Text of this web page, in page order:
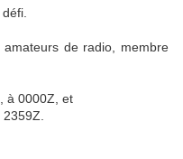
de radio, membre
à 0000Z, et